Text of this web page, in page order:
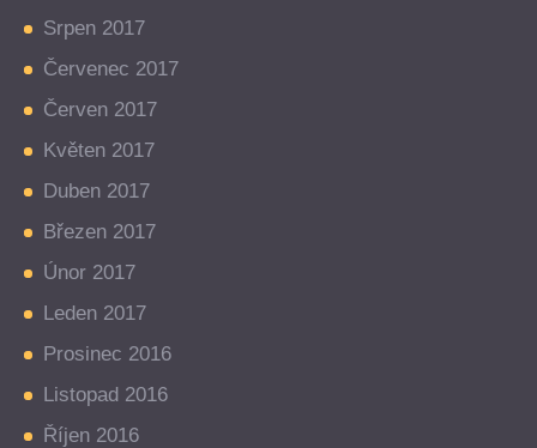
Srpen 2017
Červenec 2017
Červen 2017
Květen 2017
Duben 2017
Březen 2017
Únor 2017
Leden 2017
Prosinec 2016
Listopad 2016
Říjen 2016